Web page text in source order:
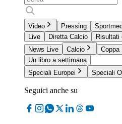
Video Pressing
Live
Diretta Calcio
Risultati
News Live
Calcio Coppa
Un libro a settimana
Speciali Europei
Speciali
Seguici anche su